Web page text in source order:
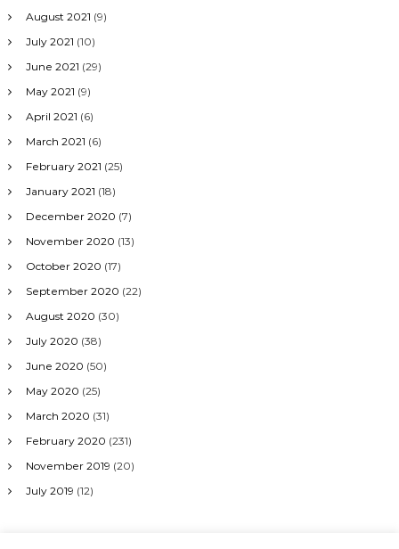
August 2021 (9)
July 2021 (10)
June 2021 (29)
May 2021 (9)
April 2021 (6)
March 2021 (6)
February 2021 (25)
January 2021 (18)
December 2020 (7)
November 2020 (13)
October 2020 (17)
September 2020 (22)
August 2020 (30)
July 2020 (38)
June 2020 (50)
May 2020 (25)
March 2020 (31)
February 2020 (231)
November 2019 (20)
July 2019 (12)